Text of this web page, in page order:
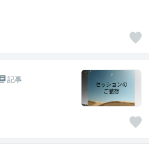
記事